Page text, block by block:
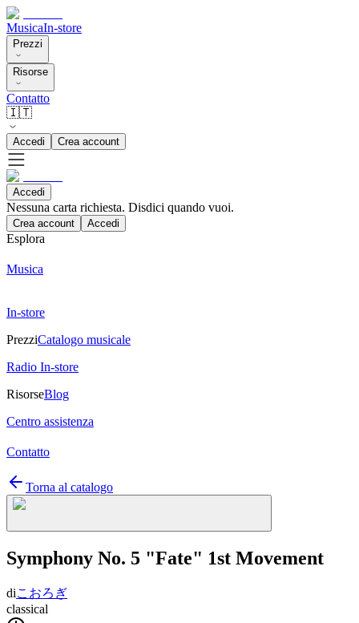
MusicaIn-store
Prezzi
Risorse
Contatto
🇮🇹
Accedi Crea account
Accedi
Nessuna carta richiesta. Disdici quando vuoi.
Crea account Accedi
Esplora
Musica
In-store
PrezziCatalogo musicale
Radio In-store
RisorseBlog
Centro assistenza
Contatto
Torna al catalogo
Symphony No. 5 "Fate" 1st Movement
diこおろぎ
classical